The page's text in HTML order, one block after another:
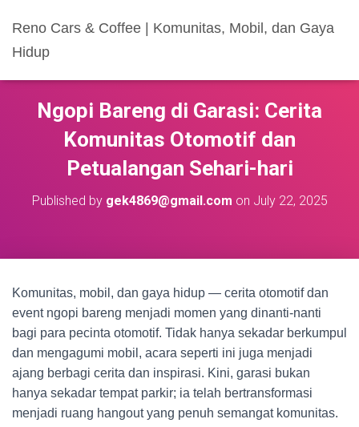
Reno Cars & Coffee | Komunitas, Mobil, dan Gaya
Hidup
Ngopi Bareng di Garasi: Cerita
Komunitas Otomotif dan
Petualangan Sehari-hari
Published by gek4869@gmail.com on July 22, 2025
Komunitas, mobil, dan gaya hidup — cerita otomotif dan
event ngopi bareng menjadi momen yang dinanti-nanti
bagi para pecinta otomotif. Tidak hanya sekadar berkumpul
dan mengagumi mobil, acara seperti ini juga menjadi
ajang berbagi cerita dan inspirasi. Kini, garasi bukan
hanya sekadar tempat parkir; ia telah bertransformasi
menjadi ruang hangout yang penuh semangat komunitas.